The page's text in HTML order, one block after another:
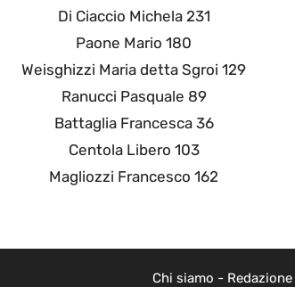
Di Ciaccio Michela 231
Paone Mario 180
Weisghizzi Maria detta Sgroi 129
Ranucci Pasquale 89
Battaglia Francesca 36
Centola Libero 103
Magliozzi Francesco 162
Chi siamo - Redazione